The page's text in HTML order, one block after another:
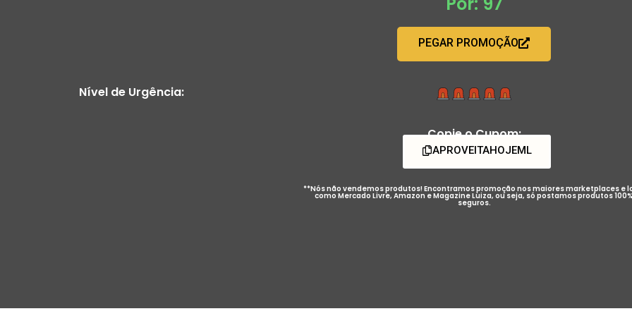
PEGAR PROMOÇÃO
Nível de Urgência:
Copie o Cupom:
APROVEITAHOJEML
**Nós não vendemos produtos! Encontramos promoção nos maiores marketplaces e
como Mercado Livre, Amazon e Magazine Luiza, ou seja, só postamos produtos 100%
seguros.